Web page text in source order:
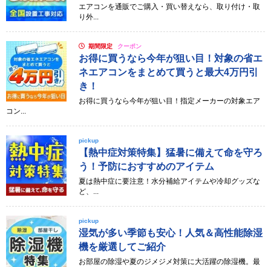
エアコンを通販でご購入・買い替えなら、取り付け・取
り外...
期間限定 クーポン
お得に買うなら今年が狙い目！対象の省エ
ネエアコンをまとめて買うと最大4万円引
き！
お得に買うなら今年が狙い目！指定メーカーの対象エア
コン...
pickup
【熱中症対策特集】猛暑に備えて命を守ろ
う！予防におすすめのアイテム
夏は熱中症に要注意！水分補給アイテムや冷却グッズな
ど、...
pickup
湿気が多い季節も安心！人気＆高性能除湿
機を厳選してご紹介
お部屋の除湿や夏のジメジメ対策に大活躍の除湿機。最